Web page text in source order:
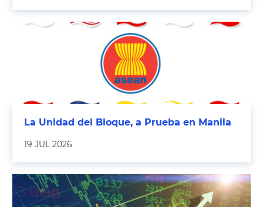
La Unidad del Bloque, a Prueba en Manila
19 JUL 2026